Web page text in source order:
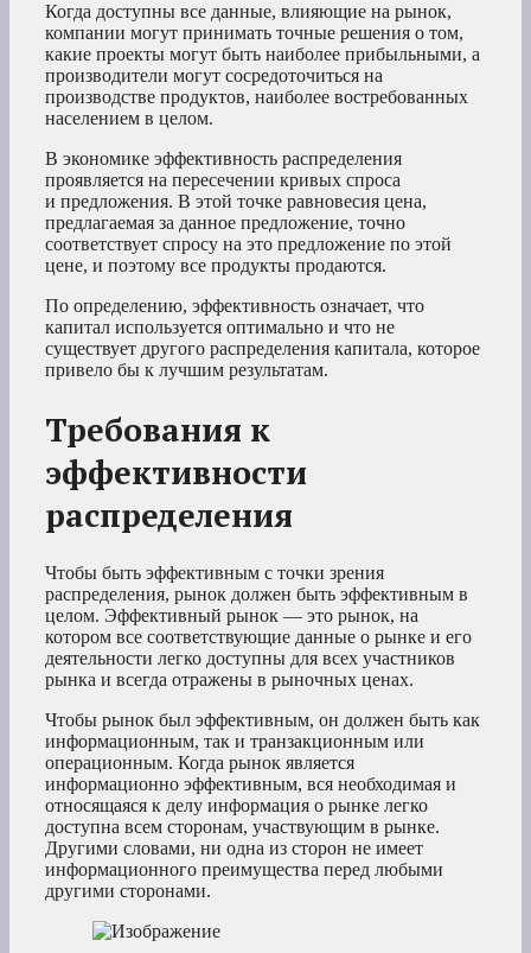
Когда доступны все данные, влияющие на рынок,
компании могут принимать точные решения о том,
какие проекты могут быть наиболее прибыльными, а
производители могут сосредоточиться на
производстве продуктов, наиболее востребованных
населением в целом.
В экономике эффективность распределения
проявляется на пересечении кривых спроса
и предложения. В этой точке равновесия цена,
предлагаемая за данное предложение, точно
соответствует спросу на это предложение по этой
цене, и поэтому все продукты продаются.
По определению, эффективность означает, что
капитал используется оптимально и что не
существует другого распределения капитала, которое
привело бы к лучшим результатам.
Требования к
эффективности
распределения
Чтобы быть эффективным с точки зрения
распределения, рынок должен быть эффективным в
целом. Эффективный рынок — это рынок, на
котором все соответствующие данные о рынке и его
деятельности легко доступны для всех участников
рынка и всегда отражены в рыночных ценах.
Чтобы рынок был эффективным, он должен быть как
информационным, так и транзакционным или
операционным. Когда рынок является
информационно эффективным, вся необходимая и
относящаяся к делу информация о рынке легко
доступна всем сторонам, участвующим в рынке.
Другими словами, ни одна из сторон не имеет
информационного преимущества перед любыми
другими сторонами.